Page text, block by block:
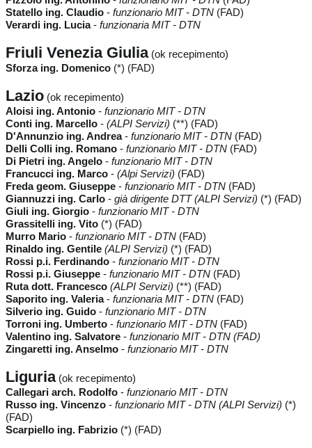
Statello ing. Claudio - funzionario MIT - DTN (FAD)
Verardi ing. Lucia- funzionaria MIT - DTN
Friuli Venezia Giulia(ok recepimento)
Sforza ing. Domenico (*) (FAD)
Lazio (ok recepimento)
Aloisi ing. Antonio - funzionario MIT - DTN
Conti ing. Marcello - (ALPI Servizi) (**) (FAD)
D'Annunzio ing. Andrea- funzionario MIT - DTN (FAD)
Delli Colli ing. Romano - funzionario MIT - DTN (FAD)
Di Pietri ing. Angelo - funzionario MIT - DTN
Francucci ing. Marco - (Alpi Servizi) (FAD)
Freda geom. Giuseppe - funzionario MIT - DTN (FAD)
Giannuzzi ing. Carlo - già dirigente DTT (ALPI Servizi) (*) (FAD)
Giuli ing. Giorgio - funzionario MIT - DTN
Grassitelli ing. Vito (*) (FAD)
Murro Mario - funzionario MIT - DTN (FAD)
Rinaldo ing. Gentile (ALPI Servizi) (*) (FAD)
Rossi p.i. Ferdinando - funzionario MIT - DTN
Rossi p.i. Giuseppe - funzionario MIT - DTN (FAD)
Ruta dott. Francesco (ALPI Servizi) (**) (FAD)
Saporito ing. Valeria- funzionaria MIT - DTN (FAD)
Silverio ing. Guido - funzionario MIT - DTN
Torroni ing. Umberto - funzionario MIT - DTN (FAD)
Valentino ing. Salvatore - funzionario MIT - DTN (FAD)
Zingaretti ing. Anselmo - funzionario MIT - DTN
Liguria(ok recepimento)
Callegari arch. Rodolfo - funzionario MIT - DTN
Russo ing. Vincenzo - funzionario MIT - DTN (ALPI Servizi) (*)
(FAD)
Scarpiello ing. Fabrizio (*) (FAD)